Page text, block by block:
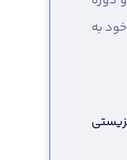
پایان خدمت خود به